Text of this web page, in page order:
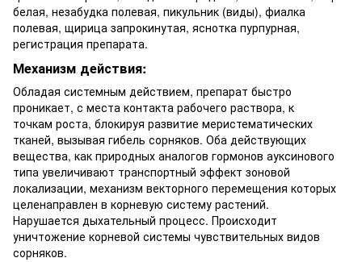
белая, незабудка полевая, пикульник (виды), фиалка
полевая, щирица запрокинутая, яснотка пурпурная,
регистрация препарата.
Механизм действия:
Обладая системным действием, препарат быстро
проникает, с места контакта рабочего раствора, к
точкам роста, блокируя развитие меристематических
тканей, вызывая гибель сорняков. Оба действующих
вещества, как природных аналогов гормонов ауксинового
типа увеличивают транспортный эффект зоновой
локализации, механизм векторного перемещения которых
целенаправлен в корневую систему растений.
Нарушается дыхательный процесс. Происходит
уничтожение корневой системы чувствительных видов
сорняков.